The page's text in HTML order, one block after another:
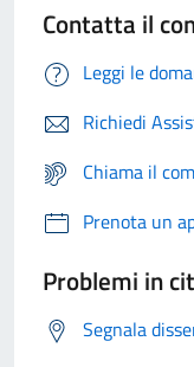
Contatta il
Leggi le
Richiedi
Chiama il
Prenota un
Problemi in
Segnala